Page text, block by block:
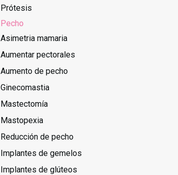
Prótesis
Pecho
Asimetria mamaria
Aumentar pectorales
Aumento de pecho
Ginecomastia
Mastectomía
Mastopexia
Reducción de pecho
Implantes de gemelos
Implantes de glúteos